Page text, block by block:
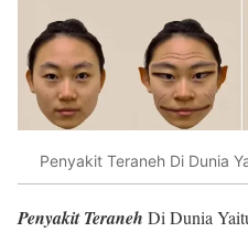
Penyakit Teraneh Di Dunia
Penyakit Teraneh Di Dunia